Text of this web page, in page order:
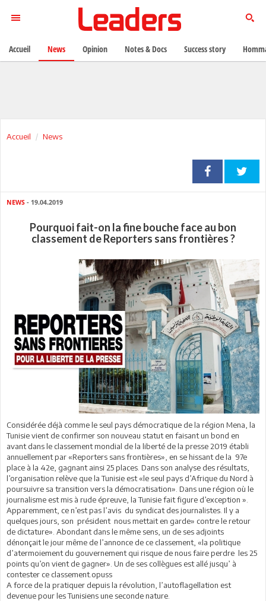
Accueil News
NEWS - 19.04.2019
Pourquoi fait-on la fine bouche face au bon
classement de Reporters sans frontières ?
Considérée déjà comme le seul pays démocratique de la région Mena, la
Tunisie vient de confirmer son nouveau statut en faisant un bond en
avant dans le classement mondial de la liberté de la presse 2019 établi
annuellement par «Reporters sans frontières», en se hissant de la 97e
place à la 42e, gagnant ainsi 25 places. Dans son analyse des résultats,
l’organisation relève que la Tunisie est «le seul pays d’Afrique du Nord à
poursuivre sa transition vers la démocratisation». Dans une région où le
journalisme est mis à rude épreuve, la Tunisie fait figure d’exception ».
Apparemment, ce n’est pas l’avis du syndicat des journalistes. Il y a
quelques jours, son président nous mettait en garde» contre le retour
de dictature». Abondant dans le même sens, un de ses adjoints
dénonçait le jour même de l’annonce de ce classement, «la politique
d’atermoiement du gouvernement qui risque de nous faire perdre les 25
points qu’on vient de gagner». Un de ses collègues est allé jusqu’ à
contester ce classement.opuss
A force de la pratiquer depuis la révolution, l’autoflagellation est
devenue pour les Tunisiens une seconde nature.
Accueil News Opinion Notes & Docs Success story